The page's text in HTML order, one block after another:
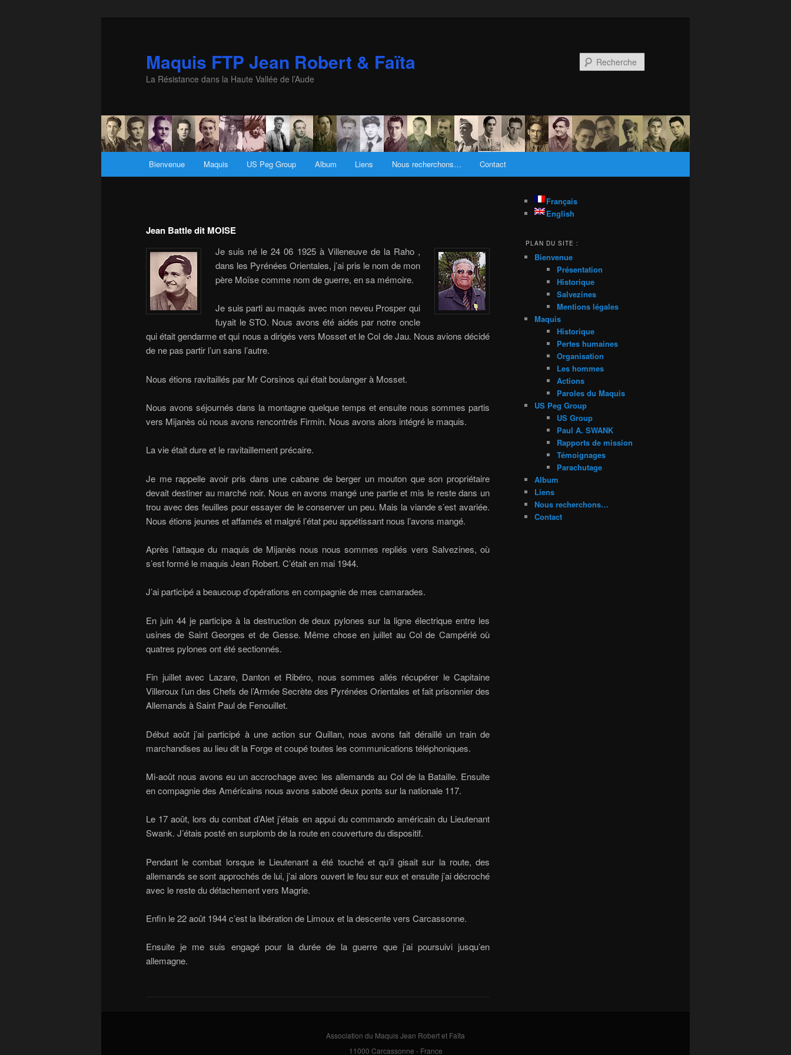
Maquis FTP Jean Robert & Faïta
La Résistance dans la Haute Vallée de l’Aude
Aller au contenu principal
Aller au contenu secondaire
Bienvenue Maquis US Peg Group Album Liens Nous recherchons… Contact
Jean Battle dit MOISE
Je suis né le 24 06 1925 à Villeneuve de la Raho ,
dans les Pyrénées Orientales, j’ai pris le nom de mon
père Moïse comme nom de guerre, en sa mémoire.
Je suis parti au maquis avec mon neveu Prosper qui
fuyait le STO. Nous avons été aidés par notre oncle
qui était gendarme et qui nous a dirigés vers Mosset et le Col de Jau. Nous avions décidé
de ne pas partir l’un sans l’autre.
Nous étions ravitaillés par Mr Corsinos qui était boulanger à Mosset.
Nous avons séjournés dans la montagne quelque temps et ensuite nous sommes partis
vers Mijanès où nous avons rencontrés Firmin. Nous avons alors intégré le maquis.
La vie était dure et le ravitaillement précaire.
Je me rappelle avoir pris dans une cabane de berger un mouton que son propriétaire
devait destiner au marché noir. Nous en avons mangé une partie et mis le reste dans un
trou avec des feuilles pour essayer de le conserver un peu. Mais la viande s’est avariée.
Nous étions jeunes et affamés et malgré l’état peu appétissant nous l’avons mangé.
Après l’attaque du maquis de Mijanès nous nous sommes repliés vers Salvezines, où
s’est formé le maquis Jean Robert. C’était en mai 1944.
J’ai participé a beaucoup d’opérations en compagnie de mes camarades.
En juin 44 je participe à la destruction de deux pylones sur la ligne électrique entre les
usines de Saint Georges et de Gesse. Même chose en juillet au Col de Campérié où
quatres pylones ont été sectionnés.
Fin juillet avec Lazare, Danton et Ribéro, nous sommes allés récupérer le Capitaine
Villeroux l’un des Chefs de l’Armée Secrète des Pyrénées Orientales et fait prisonnier des
Allemands à Saint Paul de Fenouillet.
Début août j’ai participé à une action sur Quillan, nous avons fait déraillé un train de
marchandises au lieu dit la Forge et coupé toutes les communications téléphoniques.
Mi-août nous avons eu un accrochage avec les allemands au Col de la Bataille. Ensuite
en compagnie des Américains nous avons saboté deux ponts sur la nationale 117.
Le 17 août, lors du combat d’Alet j’étais en appui du commando américain du Lieutenant
Swank. J’étais posté en surplomb de la route en couverture du dispositif.
Pendant le combat lorsque le Lieutenant a été touché et qu’il gisait sur la route, des
allemands se sont approchés de lui, j’ai alors ouvert le feu sur eux et ensuite j’ai décroché
avec le reste du détachement vers Magrie.
Enfin le 22 août 1944 c’est la libération de Limoux et la descente vers Carcassonne.
Ensuite je me suis engagé pour la durée de la guerre que j’ai poursuivi jusqu’en
allemagne.
Français
English
PLAN DU SITE :
Bienvenue
Présentation
Historique
Salvezines
Mentions légales
Maquis
Historique
Pertes humaines
Organisation
Les hommes
Actions
Paroles du Maquis
US Peg Group
US Group
Paul A. SWANK
Rapports de mission
Témoignages
Parachutage
Album
Liens
Nous recherchons…
Contact
Association du Maquis Jean Robert et Faïta
11000 Carcassonne - France